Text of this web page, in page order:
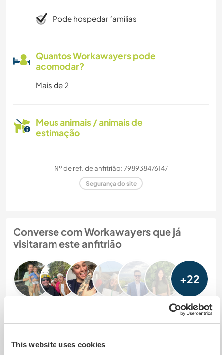
This website uses cookies
Pode hospedar famílias
Quantos Workawayers pode
acomodar?
Mais de 2
Meus animais / animais de
estimação
Nº de ref. de anfitrião: 798938476147
Segurança do site
Converse com Workawayers que já
visitaram este anfitrião
+22
Comentário (30)